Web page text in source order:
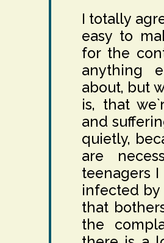
I totally
easy to
for the
anything
about, but
is, that
and
quietly,
are
teenagers
infected by
that
the